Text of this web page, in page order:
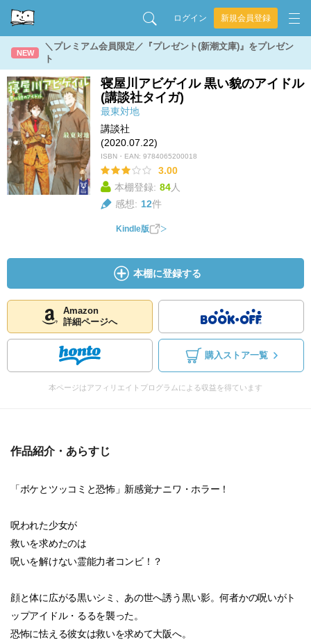
ログイン 新規会員登録
NEW
＼プレミアム会員限定／『プレゼント(新潮文庫)』をプレゼン
ト
寝屋川アビゲイル 黒い貌のアイドル
(講談社タイガ)
最東対地
講談社
(2020.07.22)
ISBN・EAN: 9784065200018
3.00
本棚登録: 84人
感想: 12件
Kindle版
本棚に登録する
Amazon
詳細ページへ
購入ストア一覧
本ページはアフィリエイトプログラムによる収益を得ています
作品紹介・あらすじ
「ボケとツッコミと恐怖」新感覚ナニワ・ホラー！
呪われた少女が
救いを求めたのは
呪いを解けない霊能力者コンビ！？
顔と体に広がる黒いシミ、あの世へ誘う黒い影。何者かの呪いがト
ップアイドル・るるを襲った。
恐怖に怯える彼女は救いを求めて大阪へ。